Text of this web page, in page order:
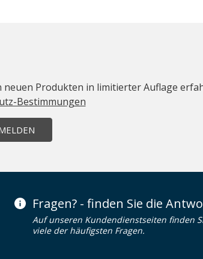
Produkten in limitierter Auflage
Bestimmungen
Fragen? - finden Sie die
Auf unseren Kundendienstseiten finden
viele der häufigsten Fragen.